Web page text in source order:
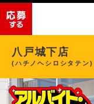
八戸城下店
(ハチノヘシロシタテン)